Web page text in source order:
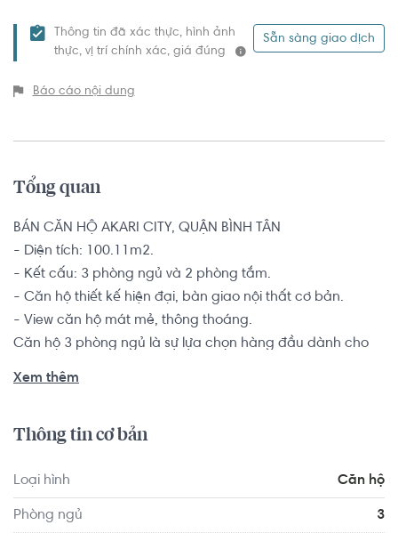
Thông tin đã xác thực, hình ảnh
thực, vị trí chính xác, giá đúng
Sẵn sàng giao dịch
Báo cáo nội dung
Tổng quan
BÁN CĂN HỘ AKARI CITY, QUẬN BÌNH TÂN
- Diện tích: 100.11m2.
- Kết cấu: 3 phòng ngủ và 2 phòng tắm.
- Căn hộ thiết kế hiện đại, bàn giao nội thất cơ bản.
- View căn hộ mát mẻ, thông thoáng.
Căn hộ 3 phòng ngủ là sự lựa chọn hàng đầu dành cho
đan xen với hệ thống kênh rạch vô cùng thoáng mát:
công viên sinh thái, quảng trường trung tâm, công viên
Xem thêm
Thông tin cơ bản
Loại hình Căn hộ
Phòng ngủ 3